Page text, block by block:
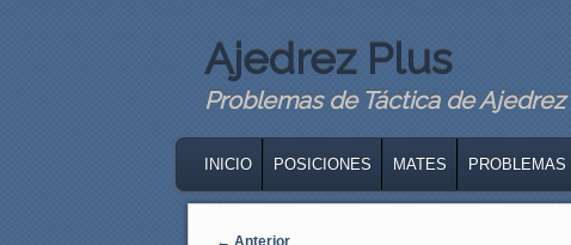
Ajedrez Plus
Problemas de Táctica de
SKIP TO PRIMARY CONTENT
SKIP TO SECONDARY CONTENT
INICIO POSICIONES MATES PROBLEMAS
Navegaci�n de entradas
← Anterior